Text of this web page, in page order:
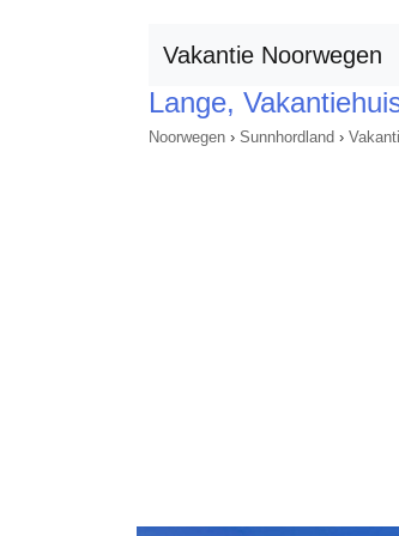
Vakantie Noorwegen
Lange,
Noorwegen › Sunnhordland ›